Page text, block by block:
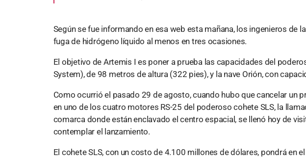
Según se fue informando en esa web esta mañana, los ingenieros de
fuga de hidrógeno líquido al menos en tres ocasiones.
El objetivo de Artemis I es poner a prueba las capacidades del
System), de 98 metros de altura (322 pies), y la nave Orión, con
Como ocurrió el pasado 29 de agosto, cuando hubo que cancelar un
en uno de los cuatro motores RS-25 del poderoso cohete SLS, la
comarca donde están enclavado el centro espacial, se llenó hoy de
contemplar el lanzamiento.
El cohete SLS, con un costo de 4.100 millones de dólares, pondrá en